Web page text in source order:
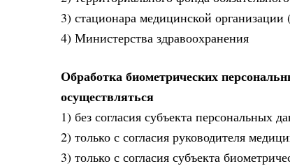
3) стационара медицинской организации
4) Министерства здравоохранения
Обработка биометрических
осуществляться
1) без согласия субъекта персональных
2) только с согласия руководителя
3) только с согласия субъекта